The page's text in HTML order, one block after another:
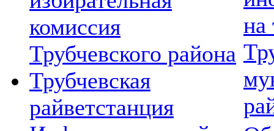
комиссия
Трубчевского района
Трубчевская
райветстанция
на